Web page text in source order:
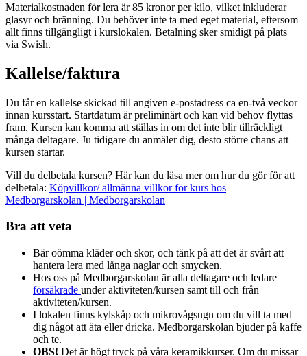
Materialkostnaden för lera är 85 kronor per kilo, vilket inkluderar
glasyr och bränning. Du behöver inte ta med eget material, eftersom
allt finns tillgängligt i kurslokalen. Betalning sker smidigt på plats
via Swish.
Kallelse/faktura
Du får en kallelse skickad till angiven e-postadress ca en-två veckor
innan kursstart. Startdatum är preliminärt och kan vid behov flyttas
fram. Kursen kan komma att ställas in om det inte blir tillräckligt
många deltagare. Ju tidigare du anmäler dig, desto större chans att
kursen startar.
Vill du delbetala kursen? Här kan du läsa mer om hur du gör för att
delbetala: Köpvillkor/ allmänna villkor för kurs hos
Medborgarskolan | Medborgarskolan
Bra att veta
Bär oömma kläder och skor, och tänk på att det är svårt att
hantera lera med långa naglar och smycken.
Hos oss på Medborgarskolan är alla deltagare och ledare
försäkrade under aktiviteten/kursen samt till och från
aktiviteten/kursen.
I lokalen finns kylskåp och mikrovågsugn om du vill ta med
dig något att äta eller dricka. Medborgarskolan bjuder på kaffe
och te.
OBS! Det är högt tryck på våra keramikkurser. Om du missar